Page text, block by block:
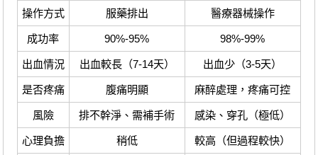
操作方式 服藥排出 醫療器械操作
成功率 90%-95% 98%-99%
出血情況 出血較長（7-14天） 出血少（3-5天）
是否疼痛 腹痛明顯 麻醉處理，疼痛可控
風險 排不幹淨、需補手術 感染、穿孔（極低）
心理負擔 稍低 較高（但過程較快）